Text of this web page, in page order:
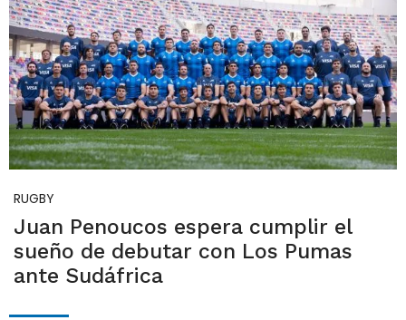
RUGBY
Juan Penoucos espera cumplir el
sueño de debutar con Los Pumas
ante Sudáfrica